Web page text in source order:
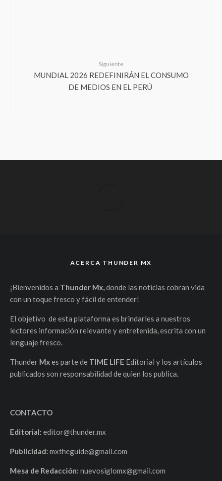
Siguiente
MUNDIAL 2026 REDEFINIRÁN EL CONSUMO
DE MEDIOS EN EL PERÚ
ACERCA THUNDER MX
¡Bienvenidos a Thunder Mx,donde las noticias cobran vida
con un toque fresco y fácil de entender!
El objetivo de esta plataforma es brindarles a nuestros
lectores información relevante y entretenida, escrita con un
lenguaje fresco.
Thunder Mxes parte de TIME LIFE Editorial y los artículos
publicados son responsabilidad de quien los publica.
CONTACTO
Editorial: editor@thunder.mx
Publicidad: mxtheguide@gmail.com
Mesa de Redacción: nuevosiglomx@gmail.com